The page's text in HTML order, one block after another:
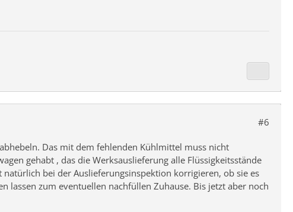
#6
Das mit dem fehlenden Kühlmittel muss nicht
gehabt , das die Werksauslieferung alle Flüssigkeitsstände
bei der Auslieferungsinspektion korrigieren, ob sie es
lassen zum eventuellen nachfüllen Zuhause. Bis jetzt aber noch